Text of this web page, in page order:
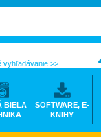
vyhľadávanie >>
BIELA
SOFTWARE, E-
KNIHY